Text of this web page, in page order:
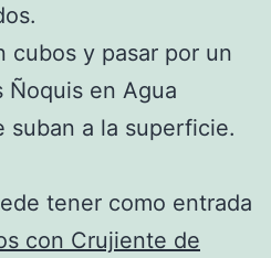
cubos y pasar por un
Ñoquis en Agua
suban a la superficie.
tener como entrada
con Crujiente de